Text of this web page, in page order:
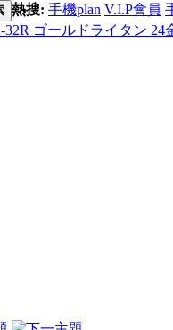
熱搜: 手機plan V.I.P會員
32R ゴールドライタン 24